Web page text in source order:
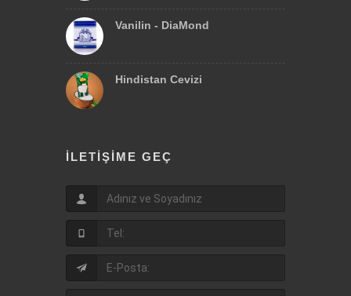
Vanilin - DiaMond
Hindistan Cevizi
İLETIŞIME GEÇ